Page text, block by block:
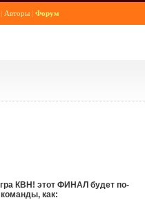
Авторы| Форум
КВН! этот ФИНАЛ будет по-
как: